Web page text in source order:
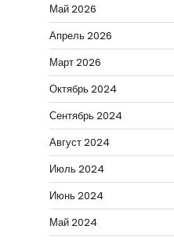
Май 2026
Апрель 2026
Март 2026
Октябрь 2024
Сентябрь 2024
Август 2024
Июль 2024
Июнь 2024
Май 2024